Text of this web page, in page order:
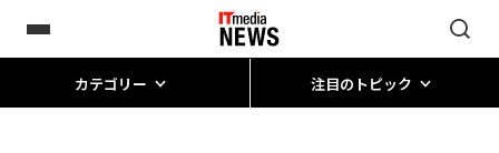
カテゴリー 注目のトピック